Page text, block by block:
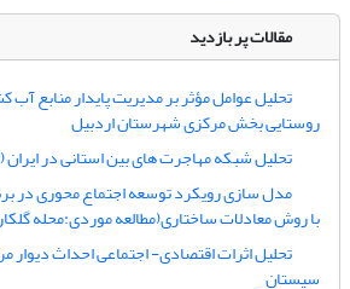
مقالات پر بازدید
تحلیل عوامل مؤثر بر مدیریت پایدار منابع
روستایی بخش مرکزی شهرستان اردبیل
تحلیل شبکه مهاجرت های بین استانی در ایران (90-1385)
مدل سازی رویکرد توسعه اجتماع محوری در
با روش معادلات ساختاری(مطالعه موردی:محله
تحلیل اثرات اقتصادی- اجتماعی احداث دیوار
سیستان